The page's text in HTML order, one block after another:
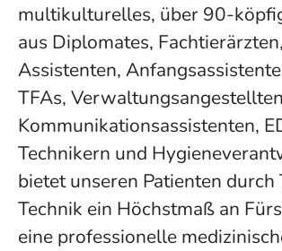
multikulturelles, über 90-
aus Diplomates, Fachtierärzten,
Assistenten,
TFAs,
Kommunikationsassistenten,
Technikern und
bietet unseren Patienten durch
Technik ein Höchstmaß an
eine professionelle